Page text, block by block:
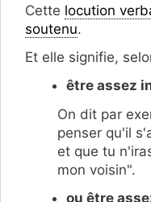
Cette locution
soutenu.
Et elle signifie,
être assez
On dit par
penser qu'il
et que tu
mon voisin".
ou être